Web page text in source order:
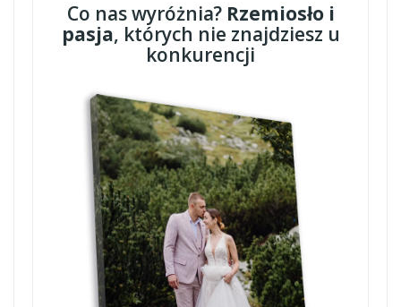
Co nas wyróżnia? Rzemiosło i
pasja, których nie znajdziesz u
konkurencji